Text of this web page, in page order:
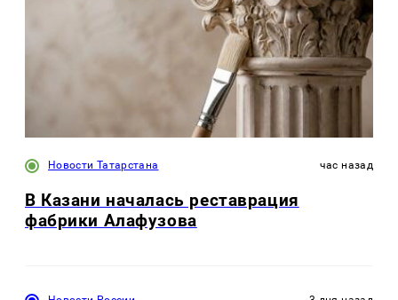
Новости Татарстана час назад
В Казани началась реставрация
фабрики Алафузова